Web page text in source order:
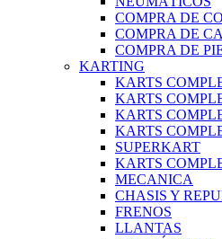
COMPRA DE
COMPRA DE
COMPRA DE
KARTING
KARTS
KARTS
KARTS
KARTS
SUPERKART
KARTS
MECANICA
CHASIS Y
FRENOS
LLANTAS